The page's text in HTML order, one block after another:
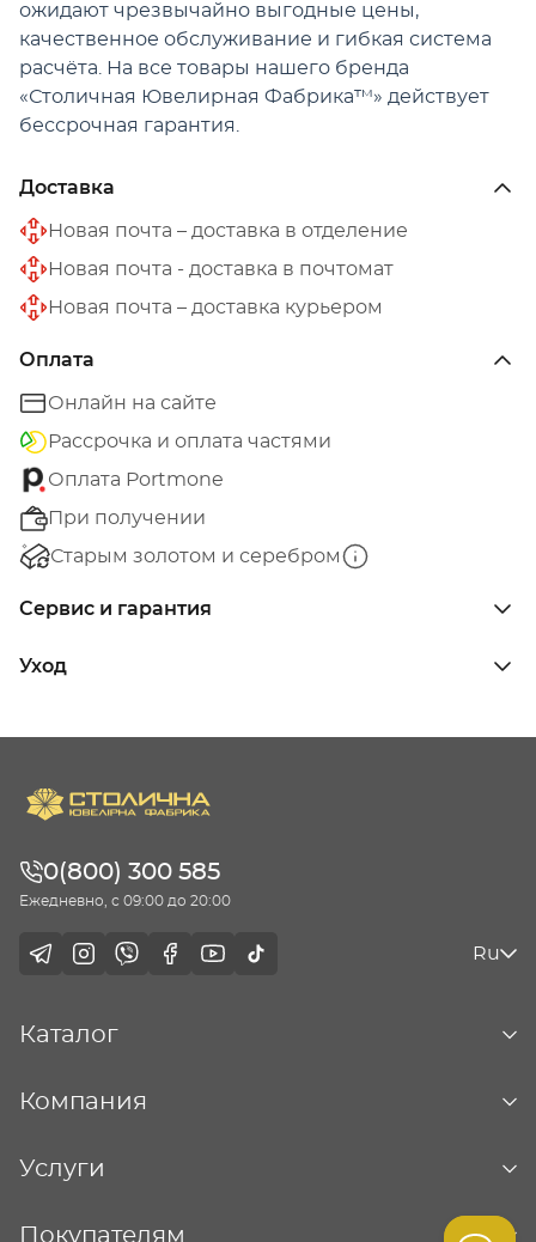
ожидают чрезвычайно выгодные цены,
качественное обслуживание и гибкая система
расчёта. На все товары нашего бренда
«Столичная Ювелирная Фабрика™» действует
бессрочная гарантия.
Доставка
Новая почта – доставка в отделение
Новая почта - доставка в почтомат
Новая почта – доставка курьером
Оплата
Онлайн на сайте
Рассрочка и оплата частями
Оплата Portmone
При получении
Старым золотом и серебром
Сервис и гарантия
Уход
0(800) 300 585
Ежедневно, с 09:00 до 20:00
Ru
Каталог
Компания
Услуги
Покупателям